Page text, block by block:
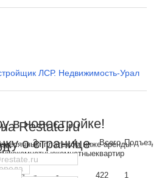
Restate.ru
ЛСР. Недвижимость-Урал
3-
комнатные
4-
комнатные
Всего
квартир
24 - 422 1
в новостройке!
платежом ниже аренды
о странице